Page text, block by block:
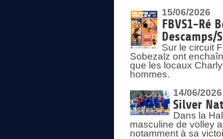
15/06/2026
FBVS1-Ré
Descamps/
Sur le circuit
Sobezalz ont
que les locaux
hommes.
14/06/2026
Silver
Dans la
masculine de volley
notamment à sa